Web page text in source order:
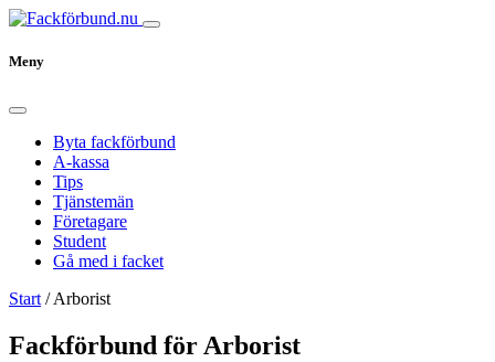
Meny
Byta fackförbund
A-kassa
Tips
Tjänstemän
Företagare
Student
Gå med i facket
Start /Arborist
Fackförbund för Arborist